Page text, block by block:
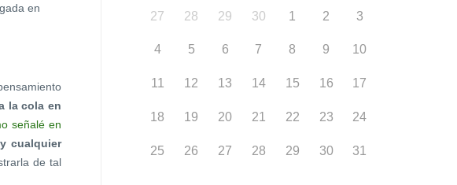
en
la cola en
señalé en
cualquier
de tal
27 28 29 30 1 2 3
4 5 6 7 8 9 10
11 12 13 14 15 16 17
18 19 20 21 22 23 24
25 26 27 28 29 30 31